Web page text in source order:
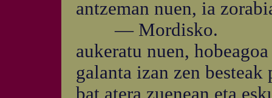
antzeman nuen, ia
— Mordisko.
aukeratu nuen,
galanta izan zen
bat atera zuenean eta